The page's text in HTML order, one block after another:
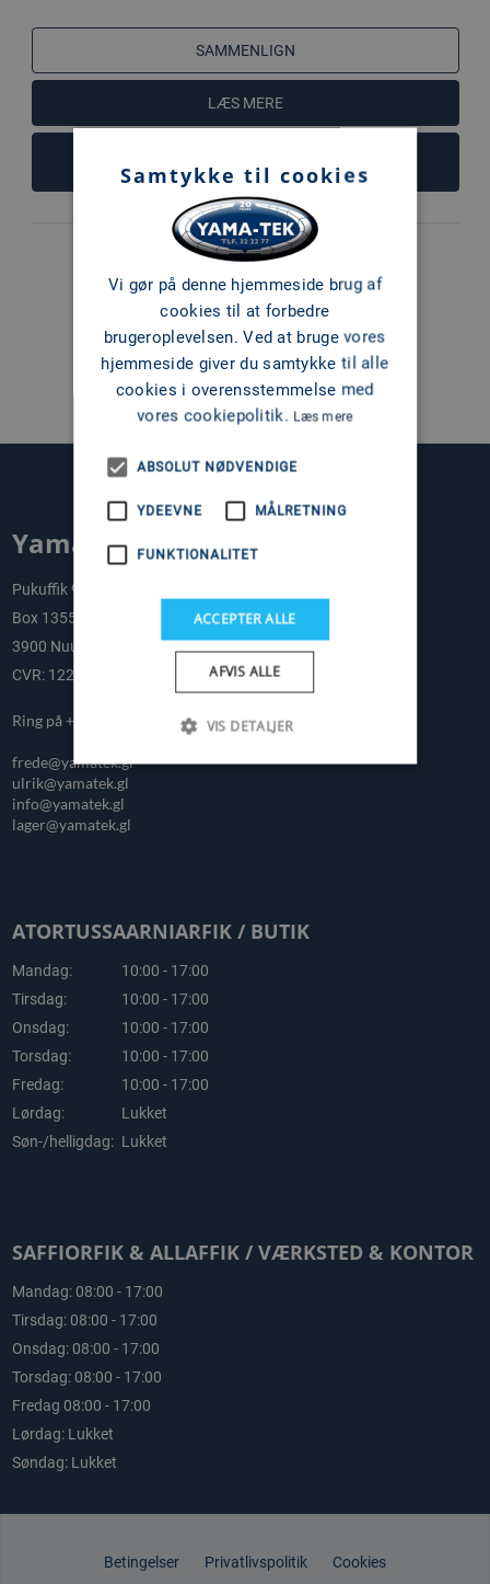
SAMMENLIGN
LÆS MERE
1
Yama-Tek A/S
Pukuffik 9
Box 1355
3900 Nuuk
CVR: 12227329
Ring på +299 322277
frede@yamatek.gl
ulrik@yamatek.gl
info@yamatek.gl
lager@yamatek.gl
ATORTUSSAARNIARFIK / BUTIK
Mandag:
10:00 - 17:00
Tirsdag:
10:00 - 17:00
Onsdag:
10:00 - 17:00
Torsdag:
10:00 - 17:00
Fredag:
10:00 - 17:00
Lørdag:
Lukket
Søn-/helligdag: Lukket
SAFFIORFIK & ALLAFFIK / VÆRKSTED & KONTOR
Mandag: 08:00 - 17:00
Tirsdag: 08:00 - 17:00
Onsdag: 08:00 - 17:00
Torsdag: 08:00 - 17:00
Fredag 08:00 - 17:00
Lørdag: Lukket
Søndag: Lukket
Betingelser Privatlivspolitik Cookies
Samtykke til cookies
Vi gør på denne hjemmeside brug af
cookies til at forbedre
brugeroplevelsen. Ved at bruge vores
hjemmeside giver du samtykke til alle
cookies i overensstemmelse med
vores cookiepolitik. Læs mere
ABSOLUT NØDVENDIGE
YDEEVNE MÅLRETNING
FUNKTIONALITET
ACCEPTER ALLE
AFVIS ALLE
VIS DETALJER